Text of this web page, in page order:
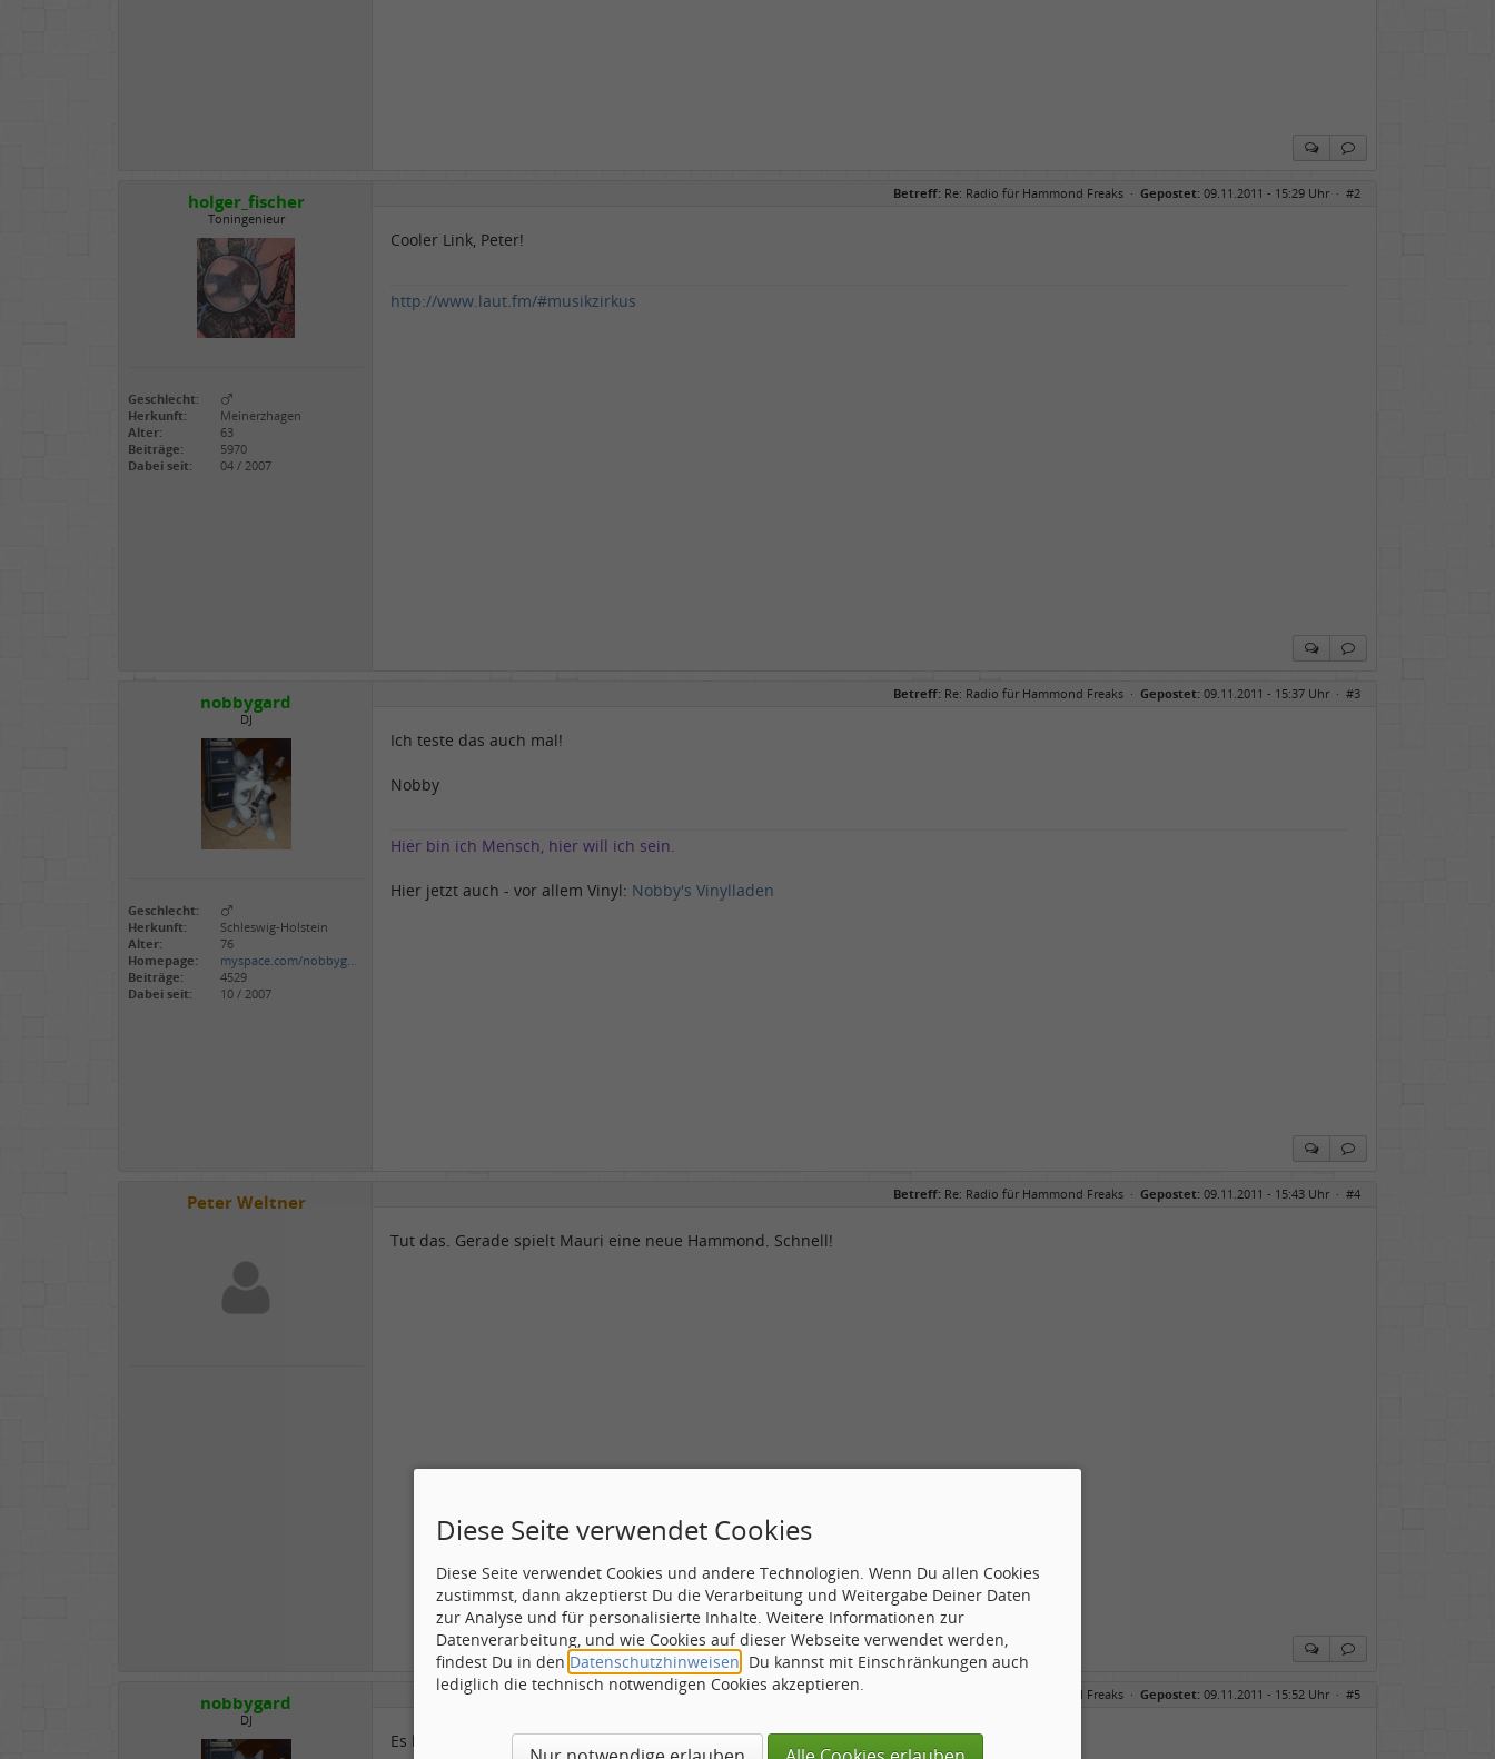
holger_fischer
Toningenieur
Geschlecht:
Herkunft:
Meinerzhagen
Alter:
63
Beiträge:
5970
Dabei seit:
04 / 2007
Betreff: Re: Radio für Hammond Freaks · Gepostet: 09.11.2011 - 15:29 Uhr · #2
Cooler Link, Peter!
http://www.laut.fm/#musikzirkus
nobbygard
DJ
Geschlecht:
Herkunft:
Schleswig-Holstein
Alter:
76
Homepage:
myspace.com/nobbyg…
Beiträge:
4529
Dabei seit:
10 / 2007
Betreff: Re: Radio für Hammond Freaks · Gepostet: 09.11.2011 - 15:37 Uhr · #3
Ich teste das auch mal!
Nobby
Hier bin ich Mensch, hier will ich sein.
Hier jetzt auch - vor allem Vinyl: Nobby's Vinylladen
Peter Weltner Betreff: Re: Radio für Hammond Freaks · Gepostet: 09.11.2011 - 15:43 Uhr · #4
Tut das. Gerade spielt Mauri eine neue Hammond. Schnell!
nobbygard
DJ
Re: Radio für Hammond Freaks · Gepostet: 09.11.2011 - 15:52 Uhr · #5
Es läuft schon die ganze Zeit. Nur diese Ami-Werbe-Kacke zwischendurch ist nervig!
Diese Seite verwendet Cookies
Diese Seite verwendet Cookies und andere Technologien. Wenn Du allen Cookies
zustimmst, dann akzeptierst Du die Verarbeitung und Weitergabe Deiner Daten
zur Analyse und für personalisierte Inhalte. Weitere Informationen zur
Datenverarbeitung, und wie Cookies auf dieser Webseite verwendet werden,
findest Du in den Datenschutzhinweisen . Du kannst mit Einschränkungen auch
lediglich die technisch notwendigen Cookies akzeptieren.